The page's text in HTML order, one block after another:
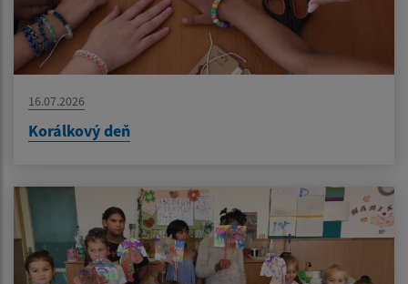
16.07.2026
Korálkový deň